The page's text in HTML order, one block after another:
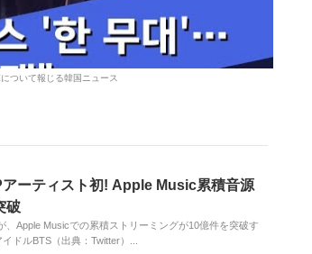
ついて報じる韓国ニュース
ーティスト初! Apple Music累積音源
破
、Apple Musicでの累積ストリーミングが10億件を突破す
ドルBTS（出典：Twitter）...